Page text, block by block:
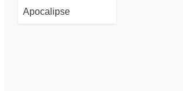
Apocalipse